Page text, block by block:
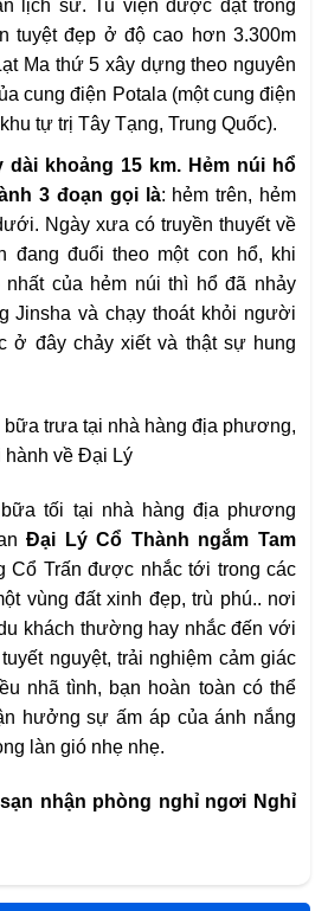
lịch sử. Tu viện được đặt trong
tuyệt đẹp ở độ cao hơn 3.300m
Ma thứ 5 xây dựng theo nguyên
cung điện Potala (một cung điện
tự trị Tây Tạng, Trung Quốc).
dài khoảng 15 km. Hẻm núi hổ
3 đoạn gọi là: hẻm trên, hẻm
Ngày xưa có truyền thuyết về
đang đuổi theo một con hổ, khi
nhất của hẻm núi thì hổ đã nhảy
Jinsha và chạy thoát khỏi người
ở đây chảy xiết và thật sự hung
bữa trưa tại nhà hàng địa phương,
hành về Đại Lý
tối tại nhà hàng địa phương
Đại Lý Cổ Thành ngắm Tam
Cổ Trấn được nhắc tới trong các
vùng đất xinh đẹp, trù phú.. nơi
khách thường hay nhắc đến với
nguyệt, trải nghiệm cảm giác
nhã tình, bạn hoàn toàn có thể
hưởng sự ấm áp của ánh nắng
làn gió nhẹ nhẹ.
nhận phòng nghỉ ngơi Nghỉ